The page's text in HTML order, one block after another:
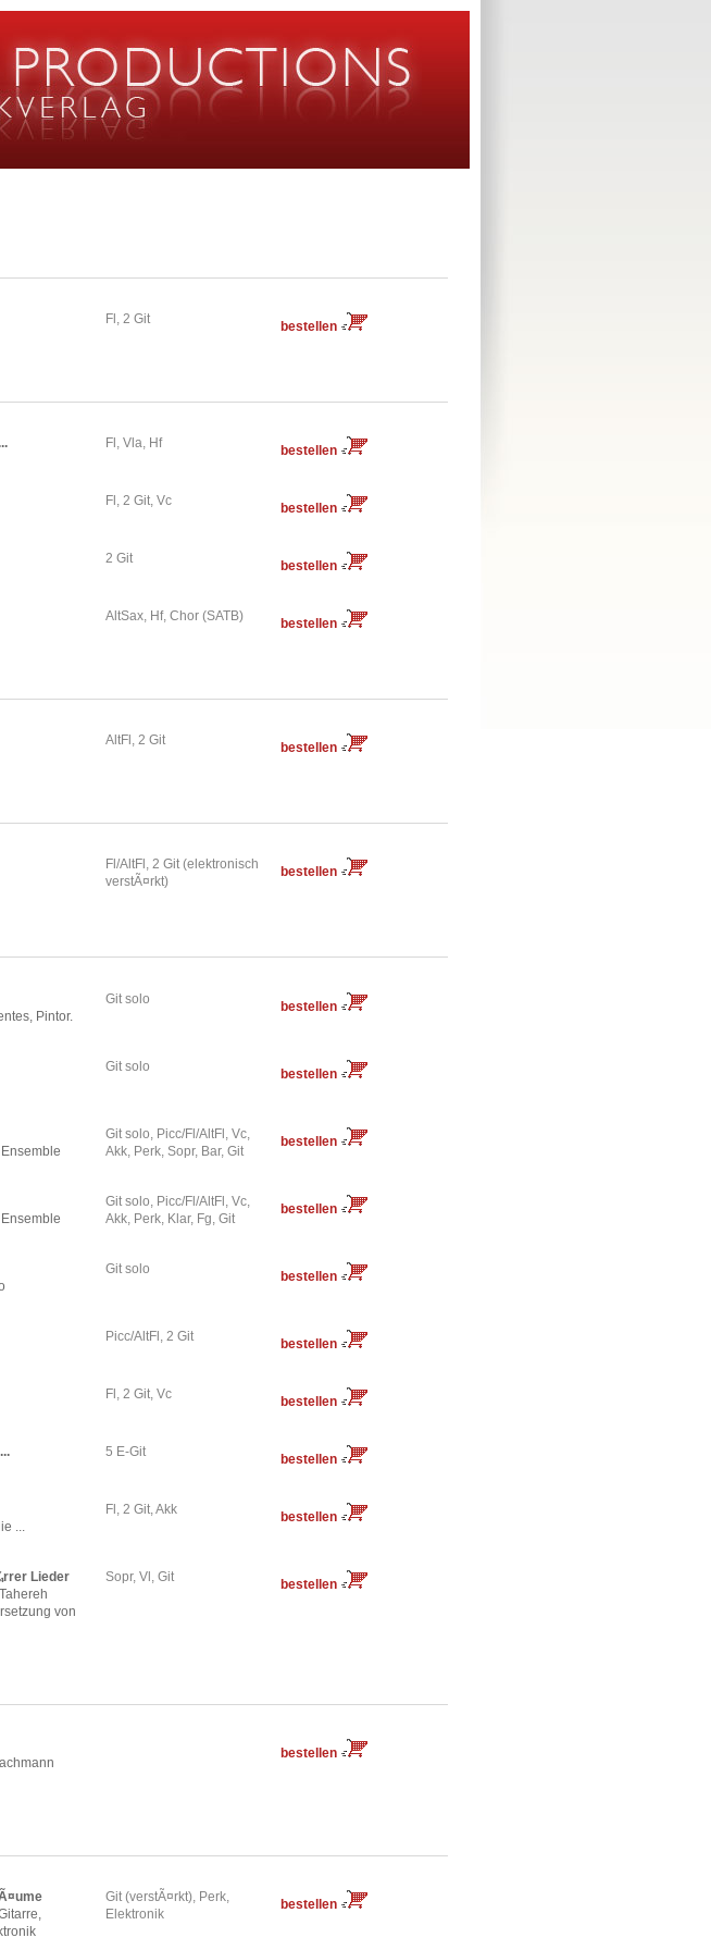
Fl, 2 Git bestellen
Fl, Vla, Hf bestellen
Fl, 2 Git, Vc bestellen
2 Git bestellen
AltSax, Hf, Chor (SATB) bestellen
AltFl, 2 Git bestellen
Fl/AltFl, 2 Git (elektronisch
verstÃ¤rkt)
bestellen
Pintor.
Git solo bestellen
Git solo bestellen
Git solo, Picc/Fl/AltFl, Vc,
Akk, Perk, Sopr, Bar, Git
bestellen
Git solo, Picc/Fl/AltFl, Vc,
Akk, Perk, Klar, Fg, Git
bestellen
Git solo bestellen
Picc/AltFl, 2 Git bestellen
Fl, 2 Git, Vc bestellen
5 E-Git bestellen
...
Fl, 2 Git, Akk bestellen
Lieder
von
Sopr, Vl, Git bestellen
bestellen
Git (verstÃ¤rkt), Perk,
Elektronik
bestellen